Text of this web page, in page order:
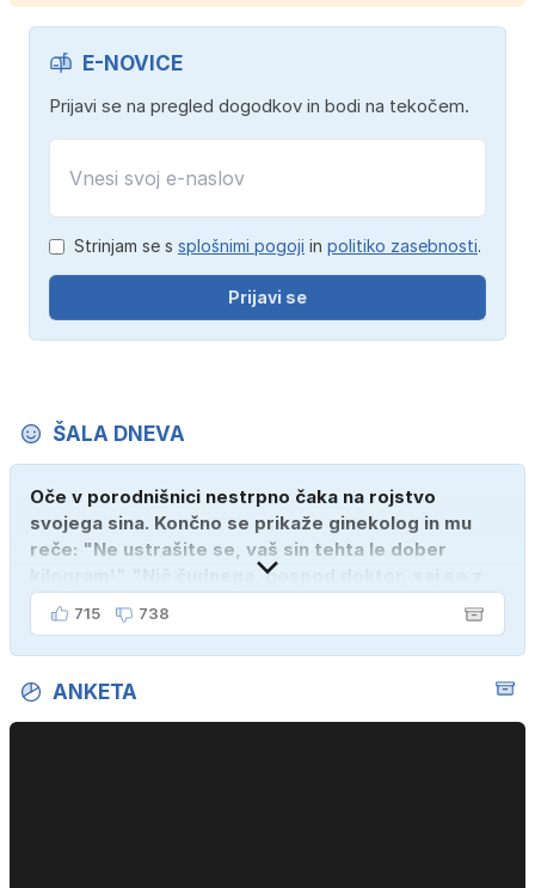
E-NOVICE
Prijavi se na pregled dogodkov in bodi na tekočem.
Strinjam se s splošnimi pogoji in politiko zasebnosti.
Prijavi se
ŠALA DNEVA
Oče v porodnišnici nestrpno čaka na rojstvo
svojega sina. Končno se prikaže ginekolog in mu
reče: "Ne ustrašite se, vaš sin tehta le dober
kilogram!" "Nič čudnega, gospod doktor, saj se z
ženo poznava šele tri mesece."
715 738
ANKETA